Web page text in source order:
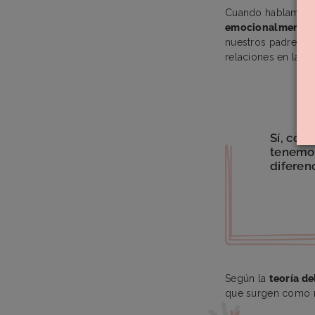
Cuando
emocionalmente
nuestros padres y
relaciones en la
Sí,
Según la teoría
que surgen como